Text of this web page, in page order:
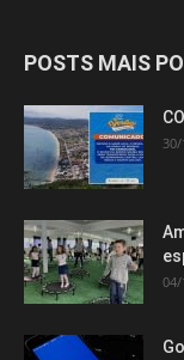
POSTS MAIS
30/
04/